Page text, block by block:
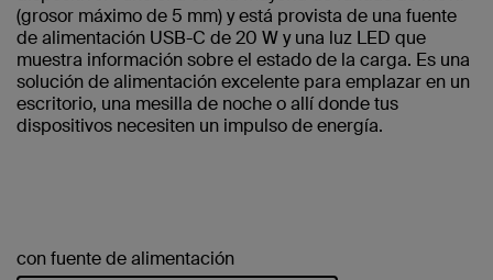
(grosor máximo de 5 mm) y está provista de una fuente
de alimentación USB-C de 20 W y una luz LED que
muestra información sobre el estado de la carga. Es una
solución de alimentación excelente para emplazar en un
escritorio, una mesilla de noche o allí donde tus
dispositivos necesiten un impulso de energía.
con fuente de alimentación